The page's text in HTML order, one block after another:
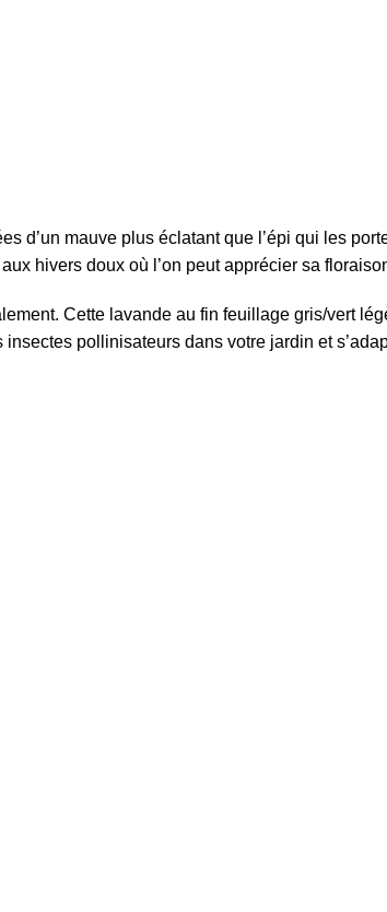
d’un mauve plus éclatant que l’épi qui les
hivers doux où l’on peut apprécier sa
Cette lavande au fin feuillage gris/vert
pollinisateurs dans votre jardin et